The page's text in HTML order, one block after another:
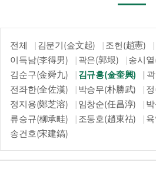
전체 김문기(金文起) 조헌(趙憲)
이득남(李得男)
곽은(郭垠) 송시
김순구(金舜九)
김규흥(金奎興)
전좌한(全佐漢)
박승무(朴勝武)
정지용(鄭芝溶)
임창순(任昌淳)
류승규(柳承畦)
조동호(趙東祜)
송건호(宋建鎬)